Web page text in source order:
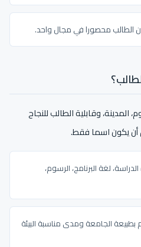
الطالب محصورا في مجال واحد.
وقابلية الطالب للنجاح
أن يكون اسما فقط.
لغة البرنامج، الرسوم،
بطبيعة الجامعة ومدى مناسبة البيئة